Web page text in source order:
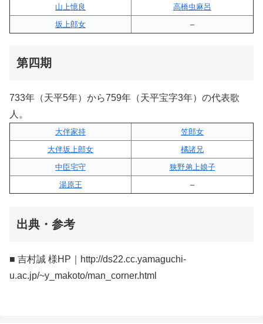
山上憶良
高橋虫麻呂
坂上郎女
–
第四期
733年（天平5年）から759年（天平宝字3年）の代表歌
人。
大伴家持
笠郎女
大伴坂上郎女
橘諸兄
中臣宅守
狭野弟上娘子
湯原王
–
出典・参考
■ 吉村誠 様HP｜http://ds22.cc.yamaguchi-
u.ac.jp/~y_makoto/man_corner.html